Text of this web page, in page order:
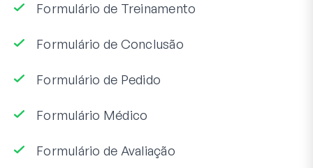
Formulário de Treinamento
Formulário de Conclusão
Formulário de Pedido
Formulário Médico
Formulário de Avaliação